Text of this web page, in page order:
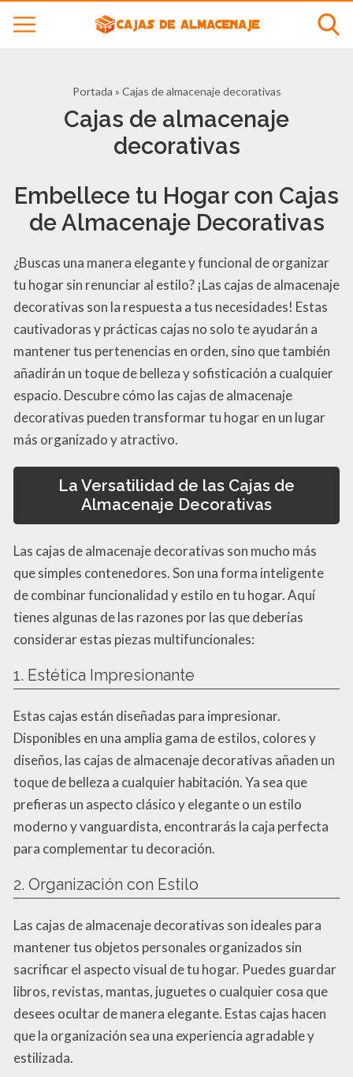
Portada » Cajas de almacenaje decorativas
Cajas de almacenaje
decorativas
Embellece tu Hogar con Cajas
de Almacenaje Decorativas
¿Buscas una manera elegante y funcional de organizar
tu hogar sin renunciar al estilo? ¡Las cajas de almacenaje
decorativas son la respuesta a tus necesidades! Estas
cautivadoras y prácticas cajas no solo te ayudarán a
mantener tus pertenencias en orden, sino que también
añadirán un toque de belleza y sofisticación a cualquier
espacio. Descubre cómo las cajas de almacenaje
decorativas pueden transformar tu hogar en un lugar
más organizado y atractivo.
La Versatilidad de las Cajas de
Almacenaje Decorativas
Las cajas de almacenaje decorativas son mucho más
que simples contenedores. Son una forma inteligente
de combinar funcionalidad y estilo en tu hogar. Aquí
tienes algunas de las razones por las que deberías
considerar estas piezas multifuncionales:
1. Estética Impresionante
Estas cajas están diseñadas para impresionar.
Disponibles en una amplia gama de estilos, colores y
diseños, las cajas de almacenaje decorativas añaden un
toque de belleza a cualquier habitación. Ya sea que
prefieras un aspecto clásico y elegante o un estilo
moderno y vanguardista, encontrarás la caja perfecta
para complementar tu decoración.
2. Organización con Estilo
Las cajas de almacenaje decorativas son ideales para
mantener tus objetos personales organizados sin
sacrificar el aspecto visual de tu hogar. Puedes guardar
libros, revistas, mantas, juguetes o cualquier cosa que
desees ocultar de manera elegante. Estas cajas hacen
que la organización sea una experiencia agradable y
estilizada.